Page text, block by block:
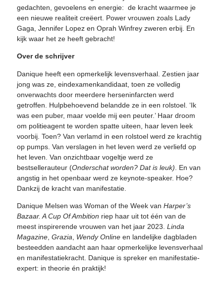
gedachten, gevoelens en energie: de kracht waarmee je
een nieuwe realiteit creëert. Power vrouwen zoals Lady
Gaga, Jennifer Lopez en Oprah Winfrey zweren erbij. En
kijk waar het ze heeft gebracht!
Over de schrijver
Danique heeft een opmerkelijk levensverhaal. Zestien jaar
jong was ze, eindexamenkandidaat, toen ze volledig
onverwachts door meerdere herseninfarcten werd
getroffen. Hulpbehoevend belandde ze in een rolstoel. ‘Ik
was een puber, maar voelde mij een peuter.’ Haar droom
om politieagent te worden spatte uiteen, haar leven leek
voorbij. Toen? Van verlamd in een rolstoel werd ze krachtig
op pumps. Van verslagen in het leven werd ze verliefd op
het leven. Van onzichtbaar vogeltje werd ze
bestsellerauteur (Onderschat worden? Dat is leuk) . En van
angstig in het openbaar werd ze keynote-speaker. Hoe?
Dankzij de kracht van manifestatie.
Danique Melsen was Woman of the Week van Harper’s
Bazaar. A Cup Of Ambition riep haar uit tot één van de
meest inspirerende vrouwen van het jaar 2023. Linda
Magazine Grazia Wendy Online en landelijke dagbladen
besteedden aandacht aan haar opmerkelijke levensverhaal
en manifestatiekracht. Danique is spreker en manifestatie-
expert: in theorie én praktijk!